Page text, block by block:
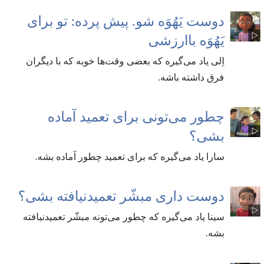
دوست یَهُوَه شو.‏ پیش پرده:‏ تو برای
یَهُوَه باارزشی
اِلی یاد می‌گیره که بعضی وقت‌ها خوبه که با دیگران
فرق داشته باشه.‏
چطور می‌تونی برای تعمید آماده
بشی؟‏
سارا یاد می‌گیره که برای تعمید چطور آماده بشه.‏
دوست داری مبشّر تعمیدنیافته بشی؟‏
سینا یاد می‌گیره که چطور می‌تونه مبشّر تعمیدنیافته
بشه.‏